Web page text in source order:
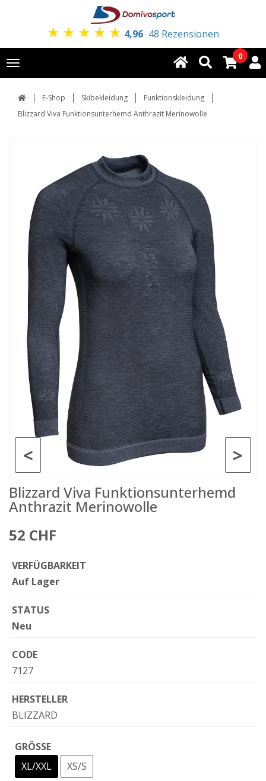
★ ★ ★ ★ ★ 4,96 48 Rezensionen
Toggle
navigation
0
E-Shop Skibekleidung
Funktionskleidung
Blizzard Viva Funktionsunterhemd Anthrazit Merinowolle
>
<
Blizzard Viva Funktionsunterhemd
Anthrazit Merinowolle
52 CHF
VERFÜGBARKEIT
Auf Lager
STATUS
Neu
CODE
7127
HERSTELLER
BLIZZARD
GRÖSSE
XL/XXL
XS/S